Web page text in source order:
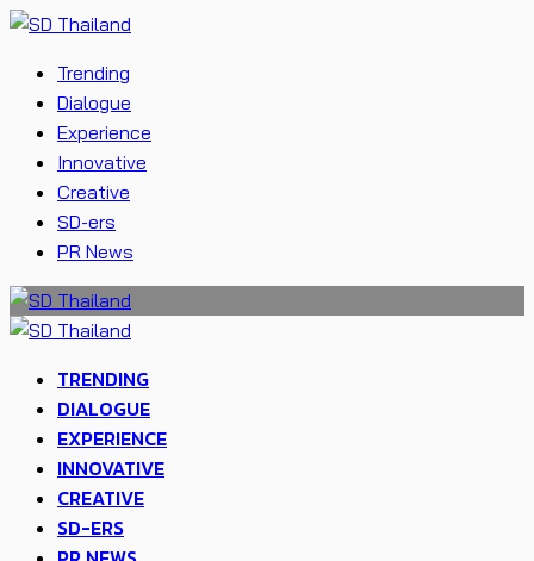
Trending
Dialogue
Experience
Innovative
Creative
SD-ers
PR News
TRENDING
DIALOGUE
EXPERIENCE
INNOVATIVE
CREATIVE
SD-ERS